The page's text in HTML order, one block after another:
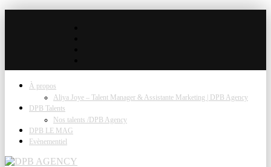
À propos
Aliya Joye – Talent Manager & Assistante Marketing | DPB Agency
DPB Talents
Nos talents /DPB Agency
DPB LE MAG
Evènementiel